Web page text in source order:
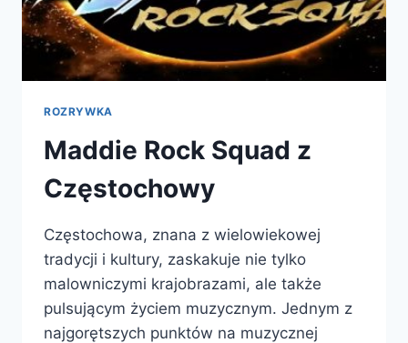
ROZRYWKA
Maddie Rock Squad z
Częstochowy
Częstochowa, znana z wielowiekowej
tradycji i kultury, zaskakuje nie tylko
malowniczymi krajobrazami, ale także
pulsującym życiem muzycznym. Jednym z
najgorętszych punktów na muzycznej